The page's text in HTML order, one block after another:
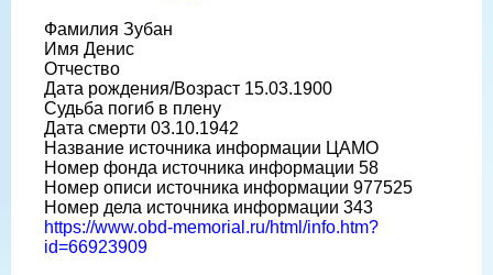
Фамилия Зубан
Имя Денис
Отчество
Дата рождения/Возраст 15.03.1900
Судьба погиб в плену
Дата смерти 03.10.1942
Название источника информации ЦАМО
Номер фонда источника информации 58
Номер описи источника информации 977525
Номер дела источника информации 343
https://www.obd-memorial.ru/html/info.htm?
id=66923909